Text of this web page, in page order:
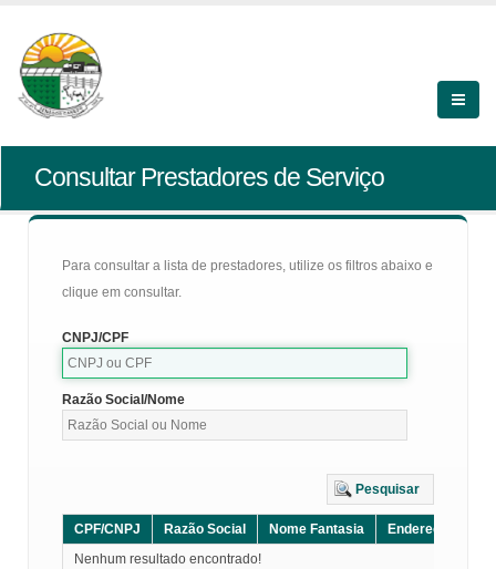
Consultar Prestadores de Serviço
Para consultar a lista de prestadores, utilize os filtros abaixo e
clique em consultar.
CNPJ/CPF
Razão Social/Nome
Pesquisar
CPF/CNPJ Razão Social Nome Fantasia Endereço
Nenhum resultado encontrado!